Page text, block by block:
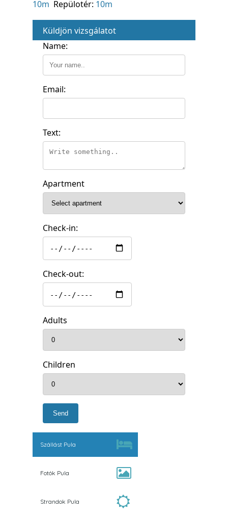
10m Repülotér: 10m
Küldjön vizsgálatot
Name:
Email:
Text:
Apartment
Check-in:
Check-out:
Adults
Children
Szállást Pula
Fotók Pula
Strandok Pula